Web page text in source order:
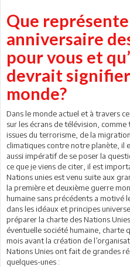
Que
anniversaire
pour vous et
devrait
monde?
Dans le monde actuel et à travers
sur les écrans de télévision,
issues du terrorisme, de la
climatiques contre notre planète, il
aussi impératif de se poser la
ce que je viens de citer, il est
Nations unies est venu suite aux
la première et deuxième guerre
humaine sans précédents a motivé
dans les idéaux et principes
préparer la charte des Nations
éventuelle société humaine, charte
mois avant la création de
Nations Unies ont fait de grandes
quelques-unes :